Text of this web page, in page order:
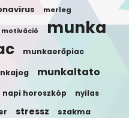
merleg
motiváció munka
munkaerőpiac
munkaltato
napi horoszkóp nyilas
stressz szakma